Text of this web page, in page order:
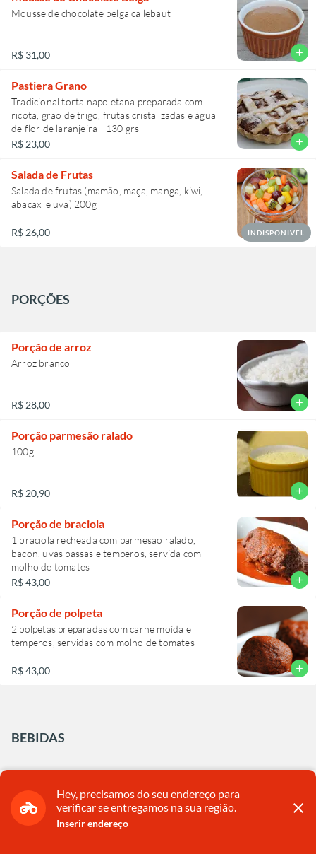
Mousse de chocolate belga callebaut
R$ 31,00 add
Pastiera Grano
Tradicional torta napoletana preparada com
ricota, grão de trigo, frutas cristalizadas e água
de flor de laranjeira - 130 grs
R$ 23,00
add
Salada de Frutas
Salada de frutas (mamão, maça, manga, kiwi,
abacaxi e uva) 200g
R$ 26,00 INDISPONÍVEL
PORÇÕES
Porção de arroz
Arroz branco
R$ 28,00 add
Porção parmesão ralado
100g
R$ 20,90 add
Porção de braciola
1 braciola recheada com parmesão ralado,
bacon, uvas passas e temperos, servida com
molho de tomates
R$ 43,00
add
Porção de polpeta
2 polpetas preparadas com carne moída e
temperos, servidas com molho de tomates
R$ 43,00 add
BEBIDAS
Lata 350ml
Nós utilizamos Cookies para garantir que você tenha uma melhor
experiência on-line. Saiba mais
OK, FECHAR
Hey, precisamos do seu endereço para
verificar se entregamos na sua região.
Inserir endereço
close